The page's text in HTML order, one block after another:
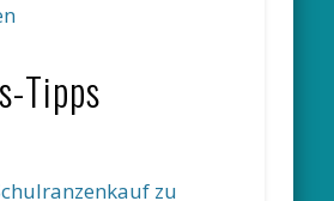
Tipps
zu